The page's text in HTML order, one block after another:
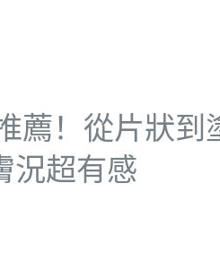
薦！從片狀到
況超有感